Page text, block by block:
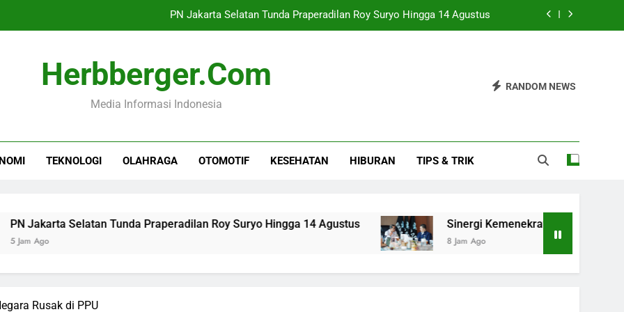
PN Jakarta Selatan Tunda Praperadilan Roy Suryo Hingga 14 Agustus
Mutasi 22 Pati dan Pamen Polri Menuju Pensiun Ditetapkan
Industri TPT Tumbuh Pesat, Tanda Pemulihan Semakin Kuat
Sinergi Kemenekraf dan ABPEDNAS untuk Kembangkan Ekraf Desa
Herbberger.com
Media Informasi Indonesia
RANDOM NEWS
TEKNOLOGI OLAHRAGA OTOMOTIF KESEHATAN HIBURAN TIPS & TRIK
Selatan Tunda Praperadilan Roy Suryo Hingga 14 Agustus Sinergi Kemenekraf dan ABPEDNAS untuk
8 Jam Ago
Rusak di PPU